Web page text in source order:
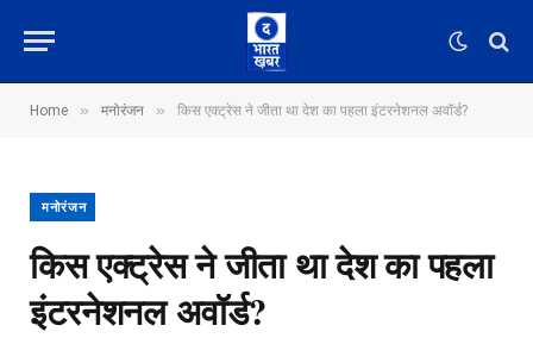
Home » मनोरंजन » किस एक्ट्रेस ने जीता था देश का पहला इंटरनेशनल अवॉर्ड?
मनोरंजन
किस एक्ट्रेस ने जीता था देश का पहला
इंटरनेशनल अवॉर्ड?